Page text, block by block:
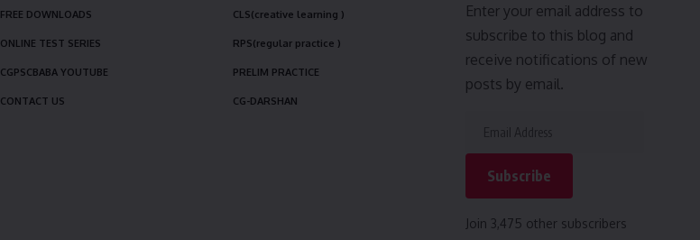
FREE DOWNLOADS
ONLINE TEST SERIES
CGPSCBABA YOUTUBE
CONTACT US
CLS(creative learning )
RPS(regular practice )
PRELIM PRACTICE
CG-DARSHAN
Enter your email address to
subscribe to this blog and
receive notifications of new
posts by email.
Subscribe
Join 3,475 other subscribers